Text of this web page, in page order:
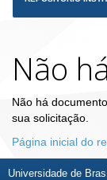
Não
Não há
sua solicitação.
Página inicial do
Universidade de